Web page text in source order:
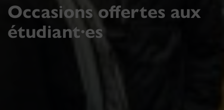
Occasions offertes aux
étudiant·es